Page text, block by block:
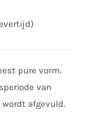
pure vorm.
van
afgevuld.